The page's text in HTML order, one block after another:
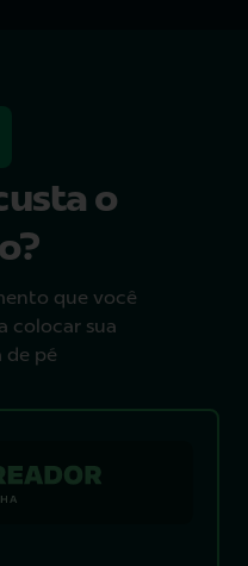
o
que você
colocar sua
de pé